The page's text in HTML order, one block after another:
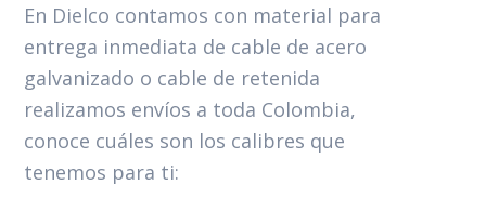
En Dielco contamos con material para
entrega inmediata de cable de acero
galvanizado o cable de retenida
realizamos envíos a toda Colombia,
conoce cuáles son los calibres que
tenemos para ti: